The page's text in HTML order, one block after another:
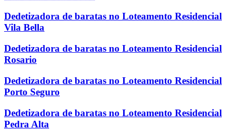
Dedetizadora de baratas no Loteamento Residencial
Vila Bella
Dedetizadora de baratas no Loteamento Residencial
Rosario
Dedetizadora de baratas no Loteamento Residencial
Porto Seguro
Dedetizadora de baratas no Loteamento Residencial
Pedra Alta